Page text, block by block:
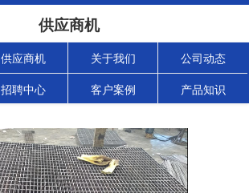
供应商机
供应商机 关于我们 公司动态
招聘中心 客户案例 产品知识